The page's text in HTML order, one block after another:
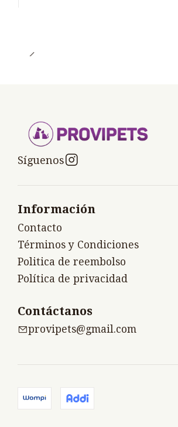
Síguenos
Información
Contacto
Términos y Condiciones
Politica de reembolso
Política de privacidad
Contáctanos
provipets@gmail.com